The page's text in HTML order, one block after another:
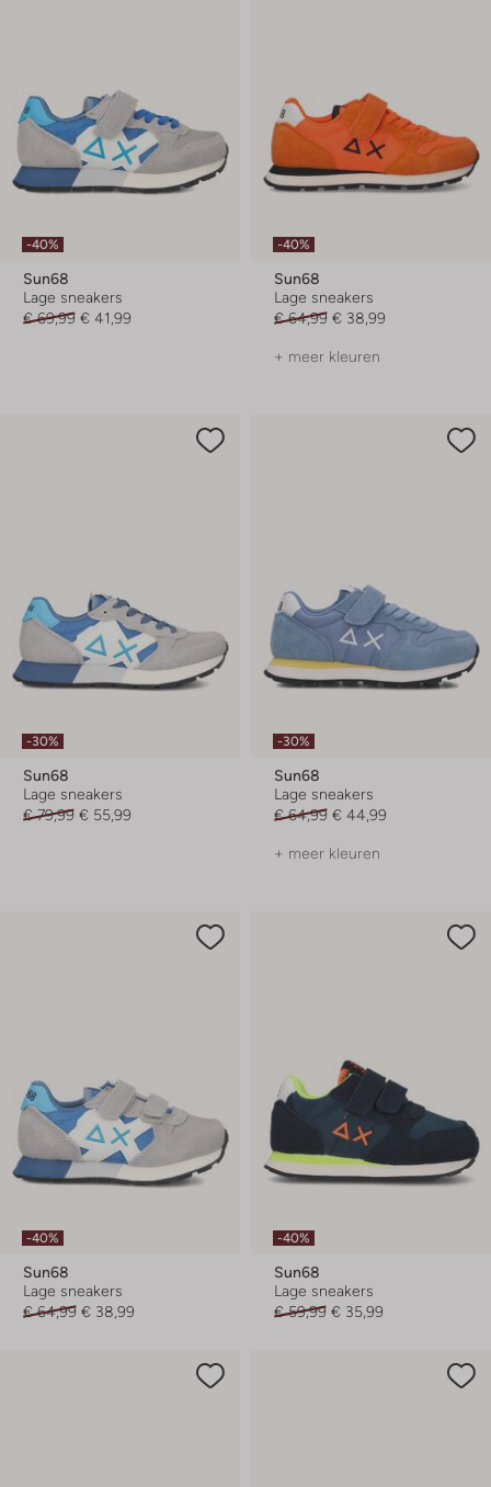
-40%
Sun68
Lage sneakers
€ 69,99 € 41,99
-40%
Sun68
Lage sneakers
€ 64,99 € 38,99
+ meer kleuren
-30%
Sun68
Lage sneakers
€ 79,99 € 55,99
-30%
Sun68
Lage sneakers
€ 64,99 € 44,99
+ meer kleuren
-40%
Sun68
Lage sneakers
€ 64,99 € 38,99
-40%
Sun68
Lage sneakers
€ 59,99 € 35,99